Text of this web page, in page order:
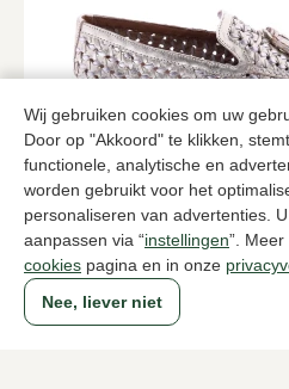
Wij gebruiken cookies om uw
Door op "Akkoord" te klikken,
functionele, analytische en
worden gebruikt voor het
personaliseren van advertenties.
aanpassen via “instellingen”.
cookies pagina en in onze
Nee, liever niet
Si
Metallic instappers dames
139,9584,00